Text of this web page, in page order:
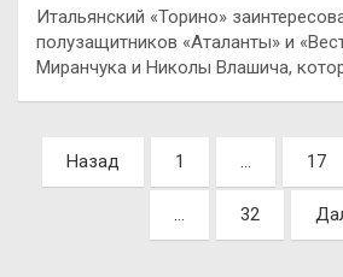
Итальянский «Торино»
полузащитников «Аталанты» и
Миранчука и Николы Влашича,
Пагинация
записей
Назад 1 … 17
… 32